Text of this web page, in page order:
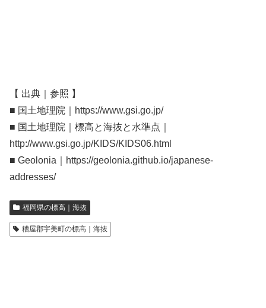
【 出典｜参照 】
■ 国土地理院｜https://www.gsi.go.jp/
■ 国土地理院｜標高と海抜と水準点｜
http://www.gsi.go.jp/KIDS/KIDS06.html
■ Geolonia｜https://geolonia.github.io/japanese-
addresses/
福岡県の標高｜海抜
糟屋郡宇美町の標高｜海抜